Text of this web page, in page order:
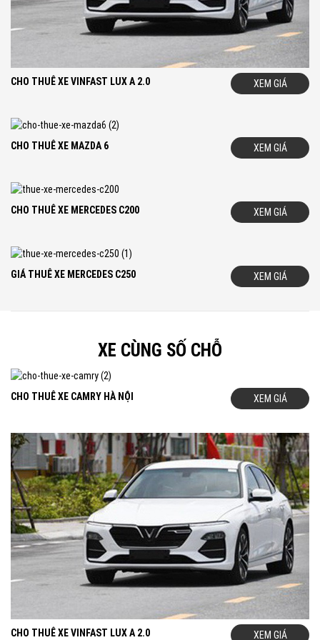
các loại xe khác như:Cho Thuê xe Mercedes GLC 250,Cho
Thuê Xe Mercedes GLC 200. Ngoài ra Bạn cũng nên tham khảo
qua dịch vụ:
Thuê xe Audi Hà Nội,Cho Thuê Xe BMW của
Thông Tin Liên Hệ Đặt Thuê Xe:
LUXURY CAR – Thương Hiệu Cho Thuê Xe Hạng
www.chothuexehangsang.com
CHO THUÊ XE VINFAST LUX A 2.0 XEM GIÁ
CHO THUÊ XE MAZDA 6 XEM GIÁ
CHO THUÊ XE MERCEDES C200 XEM GIÁ
GIÁ THUÊ XE MERCEDES C250 XEM GIÁ
XE CÙNG SỐ CHỖ
CHO THUÊ XE CAMRY HÀ NỘI XEM GIÁ
CHO THUÊ XE VINFAST LUX A 2.0 XEM GIÁ